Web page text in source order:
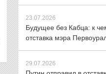
23.07.2026
Будущее без Кабца: к
отставка мэра
29.07.2026